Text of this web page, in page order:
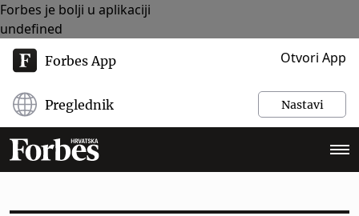
Forbes je bolji u aplikaciji
undefined
Forbes App Otvori App
Preglednik Nastavi